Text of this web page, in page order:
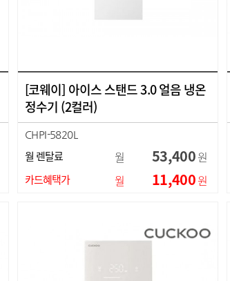
[코웨이] 아이스 스탠드 3.0 얼음 냉온
정수기 (2컬러)
CHPI-5820L
월 렌탈료 월 53,400원
카드혜택가 월 11,400원